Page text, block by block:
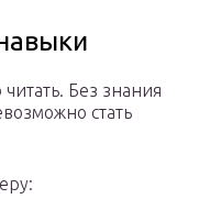
Без знания
стать